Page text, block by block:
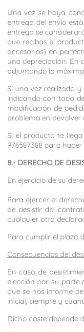
Una vez se haya
entrega del envío
entrega se
que recibas el
accesorios) en
una depreciación. En
adjuntando la
Si una vez realizado
indicando con todo
modificación de
problema en
Si el producto te
976587388 para
8.- DERECHO DE
En ejercicio de su
Para ejercer el
de desistir del
cualquier otra
Para cumplir el plazo
Consecuencias del
En caso de
elección por su parte
que se nos informe
inicial, siempre y
Dicho coste depende